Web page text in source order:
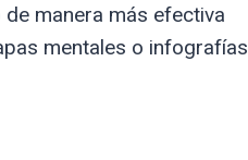
manera más efectiva
mentales o infografías